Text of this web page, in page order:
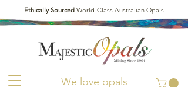
We love opals
Ethically Sourced World-Class Australian Opals